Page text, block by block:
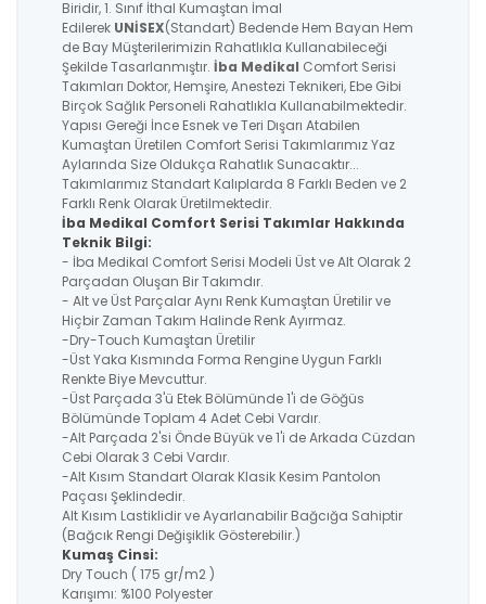
Biridir, 1. Sınıf İthal Kumaştan İmal
Edilerek UNİSEX(Standart) Bedende Hem Bayan Hem
de Bay Müşterilerimizin Rahatlıkla Kullanabileceği
Şekilde Tasarlanmıştır. İba Medikal Comfort Serisi
Takımları Doktor, Hemşire, Anestezi Teknikeri, Ebe Gibi
Birçok Sağlık Personeli Rahatlıkla Kullanabilmektedir.
Yapısı Gereği İnce Esnek ve Teri Dışarı Atabilen
Kumaştan Üretilen Comfort Serisi Takımlarımız Yaz
Aylarında Size Oldukça Rahatlık Sunacaktır...
Takımlarımız Standart Kalıplarda 8 Farklı Beden ve 2
Farklı Renk Olarak Üretilmektedir.
İba Medikal Comfort Serisi Takımlar Hakkında
Teknik Bilgi:
- İba Medikal Comfort Serisi Modeli Üst ve Alt Olarak 2
Parçadan Oluşan Bir Takımdır.
- Alt ve Üst Parçalar Aynı Renk Kumaştan Üretilir ve
Hiçbir Zaman Takım Halinde Renk Ayırmaz.
-Dry-Touch Kumaştan Üretilir
-Üst Yaka Kısmında Forma Rengine Uygun Farklı
Renkte Biye Mevcuttur.
-Üst Parçada 3'ü Etek Bölümünde 1'i de Göğüs
Bölümünde Toplam 4 Adet Cebi Vardır.
-Alt Parçada 2'si Önde Büyük ve 1'i de Arkada Cüzdan
Cebi Olarak 3 Cebi Vardır.
-Alt Kısım Standart Olarak Klasik Kesim Pantolon
Paçası Şeklindedir.
Alt Kısım Lastiklidir ve Ayarlanabilir Bağcığa Sahiptir
(Bağcık Rengi Değişiklik Gösterebilir.)
Kumaş Cinsi:
Dry Touch ( 175 gr/m2 )
Karışımı: %100 Polyester